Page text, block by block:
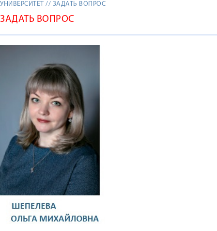
УНИВЕРСИТЕТ // ЗАДАТЬ ВОПРОС
ЗАДАТЬ ВОПРОС